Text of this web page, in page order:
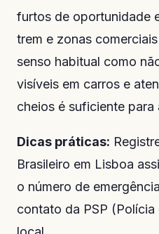
furtos de oportunidade
trem e zonas
senso habitual como
visíveis em carros e
cheios é suficiente para
Dicas práticas:
Brasileiro em Lisboa
o número de
contato da PSP